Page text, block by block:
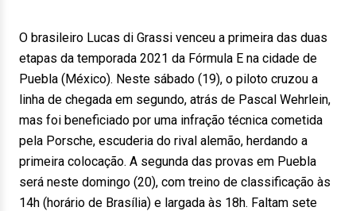
O brasileiro Lucas di Grassi venceu a primeira das duas
etapas da temporada 2021 da Fórmula E na cidade de
Puebla (México). Neste sábado (19), o piloto cruzou a
linha de chegada em segundo, atrás de Pascal Wehrlein,
mas foi beneficiado por uma infração técnica cometida
pela Porsche, escuderia do rival alemão, herdando a
primeira colocação. A segunda das provas em Puebla
será neste domingo (20), com treino de classificação às
14h (horário de Brasília) e largada às 18h. Faltam sete